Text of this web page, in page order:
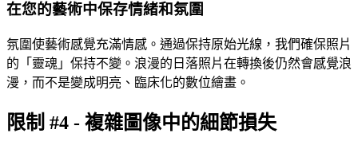
在您的藝術中保存情緒和氛圍
氛圍使藝術感覺充滿情感。通過保持原始光線，我們確保照片
的「靈魂」保持不變。浪漫的日落照片在轉換後仍然會感覺浪
漫，而不是變成明亮、臨床化的數位繪畫。
限制 #4 - 複雜圖像中的細節損失